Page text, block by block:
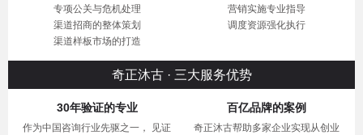
专项公关与危机处理
渠道招商的整体策划
渠道样板市场的打造
营销实施专业指导
调度资源强化执行
奇正沐古 · 三大服务优势
30年验证的专业
作为中国咨询行业先驱之一， 见证
百亿品牌的案例
奇正沐古帮助多家企业实现从创业